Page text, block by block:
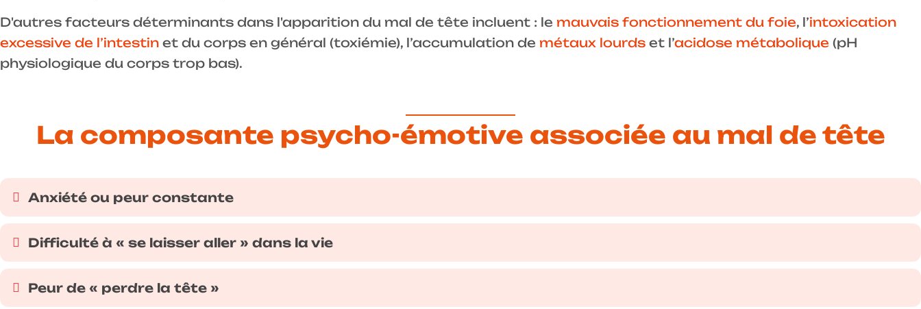
D'autres facteurs déterminants dans l'apparition du mal de tête incluent : le mauvais fonctionnement du foie, l’intoxication
excessive de l’intestin et du corps en général (toxiémie), l’accumulation de métaux lourds et l’acidose métabolique (pH
physiologique du corps trop bas).
La composante psycho-émotive associée au mal de tête
Anxiété ou peur constante
Difficulté à « se laisser aller » dans la vie
Peur de « perdre la tête »